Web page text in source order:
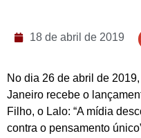
18 de abril de 2019
No dia 26 de abril de
Janeiro recebe o
Filho, o Lalo: “A mídia
contra o pensamento